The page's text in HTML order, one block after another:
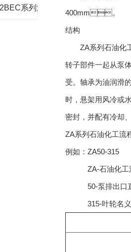
系列液环真空泵及压缩机
400mm。
结构
ZA系列石油化工
转子部件一起从泵体
受。轴承为油润
时，悬架用风冷或
密封，并配有冷却
ZA系列石油化工流
例如：ZA50-315
ZA-石油化工
50-泵排出口直
315-叶轮名义